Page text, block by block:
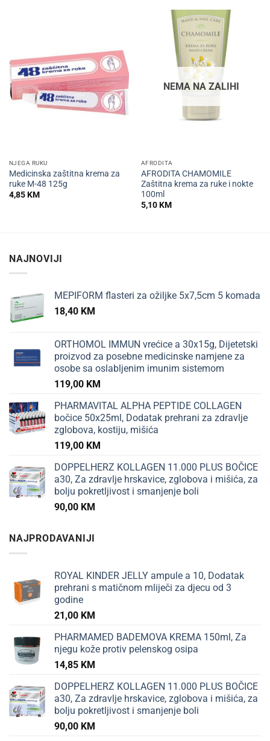
NJEGA RUKU
Medicinska zaštitna krema za
ruke M-48 125g
4,85KM
NEMA NA ZALIHI
AFRODITA
AFRODITA CHAMOMILE
Zaštitna krema za ruke i nokte
100ml
5,10KM
NAJNOVIJI
MEPIFORM flasteri za ožiljke 5x7,5cm 5 komada
18,40 KM
ORTHOMOL IMMUN vrećice a 30x15g, Dijetetski
proizvod za posebne medicinske namjene za
osobe sa oslabljenim imunim sistemom
119,00 KM
PHARMAVITAL ALPHA PEPTIDE COLLAGEN
bočice 50x25ml, Dodatak prehrani za zdravlje
zglobova, kostiju, mišića
119,00 KM
DOPPELHERZ KOLLAGEN 11.000 PLUS BOČICE
a30, Za zdravlje hrskavice, zglobova i mišića, za
bolju pokretljivost i smanjenje boli
90,00 KM
NAJPRODAVANIJI
ROYAL KINDER JELLY ampule a 10, Dodatak
prehrani s matičnom mliječi za djecu od 3
godine
21,00 KM
PHARMAMED BADEMOVA KREMA 150ml, Za
njegu kože protiv pelenskog osipa
14,85 KM
DOPPELHERZ KOLLAGEN 11.000 PLUS BOČICE
a30, Za zdravlje hrskavice, zglobova i mišića, za
bolju pokretljivost i smanjenje boli
90,00 KM